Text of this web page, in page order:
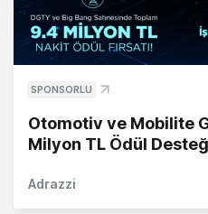
SPONSORLU
Otomotiv ve Mobilite
Milyon TL Ödül
Adrazzi